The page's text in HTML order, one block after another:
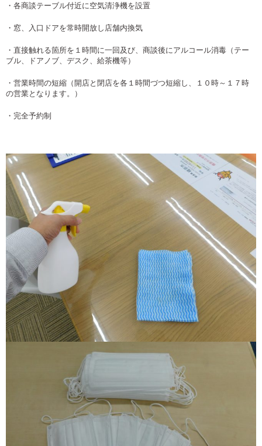
・各商談テーブル付近に空気清浄機を設置
・窓、入口ドアを常時開放し店舗内換気
・直接触れる箇所を１時間に一回及び、商談後にアルコール消毒（テー
ブル、ドアノブ、デスク、給茶機等）
・営業時間の短縮（開店と閉店を各１時間づつ短縮し、１０時～１７時
の営業となります。）
・完全予約制